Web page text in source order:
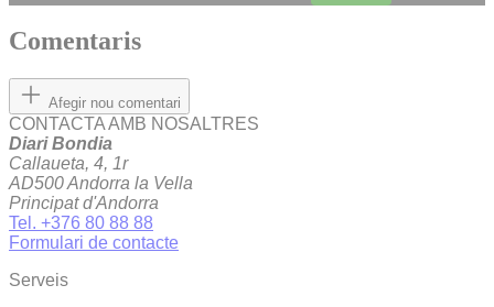
Comentaris
Afegir nou comentari
CONTACTA AMB NOSALTRES
Diari Bondia
Callaueta, 4, 1r
AD500 Andorra la Vella
Principat d'Andorra
Tel. +376 80 88 88
Formulari de contacte
Serveis